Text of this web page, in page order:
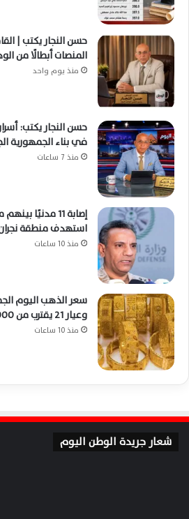
حسن النجار يكتب |
المنصات أبطالًا من
منذ يوم واحد
حسن النجار يكتب:
في بناء الجمهورية
منذ 7 ساعات
إصابة 11 مدنيًا
استهدف منطقة
منذ 10 ساعات
وعيار 21 يقترب من 6000 جنيه
منذ 10 ساعات
شعار جريدة الوطن اليوم